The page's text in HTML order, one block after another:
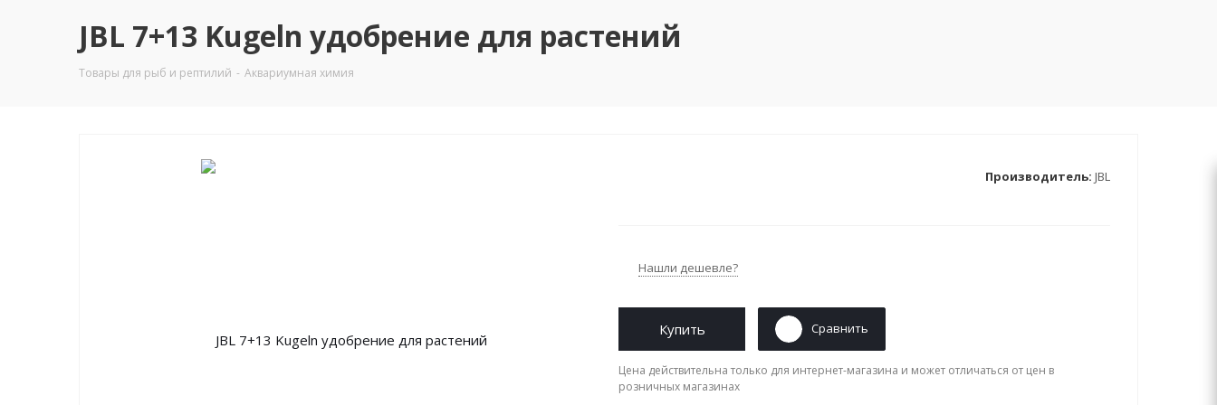
JBL 7+13 Kugeln удобрение для растений
Товары для рыб и рептилий - Аквариумная химия
Производитель: JBL
Нашли дешевле?
Купить Сравнить
Цена действительна только для интернет-магазина и может отличаться от цен в
розничных магазинах